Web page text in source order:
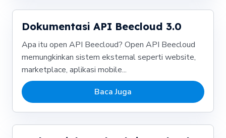
Dokumentasi API Beecloud 3.0
Apa itu open API Beecloud? Open API Beecloud
memungkinkan sistem eksternal seperti website,
marketplace, aplikasi mobile...
Baca Juga